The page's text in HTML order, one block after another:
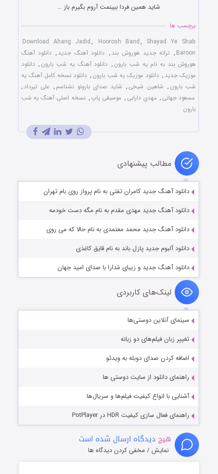
شاید همین فردا ببینمت آروم بگیرم باز …
برچسب ها
Download Ahang Jadid, Hoorosh Band, Shayad Ye Shab
Baroon
, ترانه جدید هوروش بند , دانلود آهنگ جدید , دانلود آهنگ
هوروش بند به نام یه شب بارون , دانلود آهنگ یه شب بارون , دانلود
موزیک جدید , دانلود موزیک یه شب بارون , دانلود نسخه کامل آهنگ یه
شب بارون , شاهین شیخی , شاید صدای بارونو نشناسم , علی تیرداد ,
مسعود جهانی , مهدی دارابی , موسیقی پاپ , نسخه اصلی آهنگ یه شب
بارون
مطالب پیشنهادی
دانلود آهنگ جدید کامران تفتی به نام پرواز روی بام تهران
دانلود آهنگ جدید مهدی مقدم به نام مگه دست خودمه
دانلود آهنگ جدید محمد معتمدی به نام حالا که می روی
دانلود آلبوم جدید پازل باند به نام قایق کاغذی
دانلود آهنگ جدید و زیبای مُدارا با صدای امید جهان
لینک‌های کاربردی
سینمای آنلاین دوستی‌ها
تغییر زبان فیلم‌های دو زبانه
اضافه کردن صدای دوبله به ویدئو
راهنمای دانلود از سایت دوستی ها
آشنایی با انواع کیفیت فیلم‌ها و سریال‌ها
راهنمای فعال سازی کیفیت HDR در PotPlayer
هیچ دیدگاه ارسال شده است
نمایش / مخفی کردن دیدگاه ها